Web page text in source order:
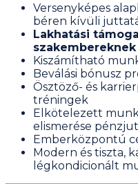
Versenyképes
béren kívüli
Lakhatási
szakembereknek
Kiszámítható
Beválási bónusz
Ösztöző- és
tréningek
Elkötelezett
elismerése
Emberközpontú
Modern és tiszta,
légkondicionált